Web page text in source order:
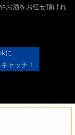
お酒をお任せ頂けれ
に
ャッチ！